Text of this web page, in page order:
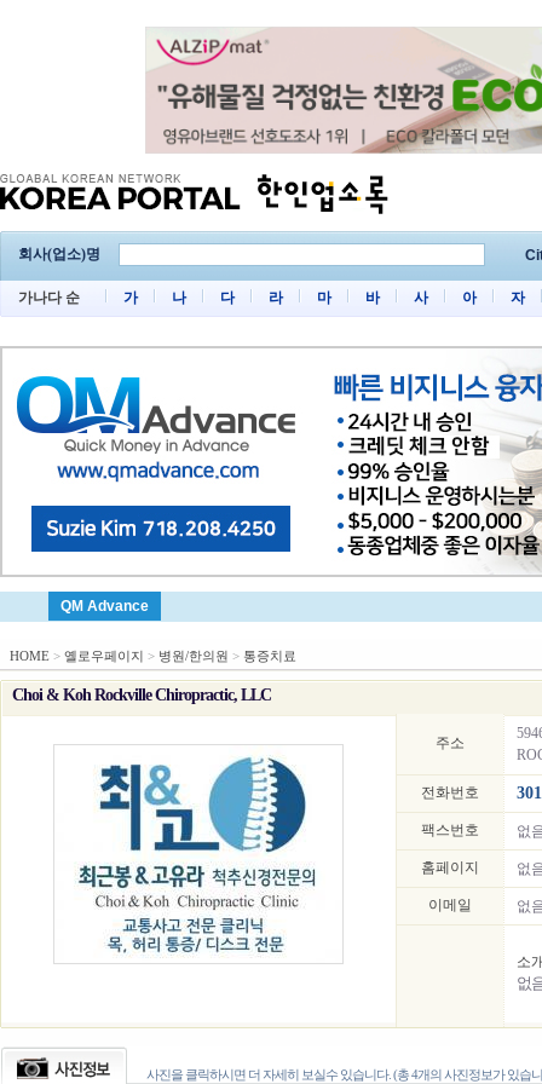
회사(업소)명
가나다 순 가 나 다 라 마 바 사 아 자
QM Advance
HOME > 옐로우페이지 > 병원/한의원 > 통증치료
Choi & Koh Rockville Chiropractic, LLC
주소
전화번호
팩스번호 없
홈페이지 없
이메일 없
소
없
사진을 클릭하시면 더 자세히 보실수 있습니다. (총 4개의 사진정보가 있습